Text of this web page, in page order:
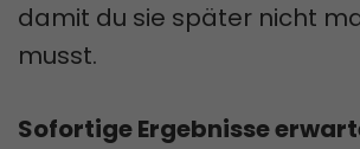
damit du sie später nicht
musst.
Sofortige Ergebnisse